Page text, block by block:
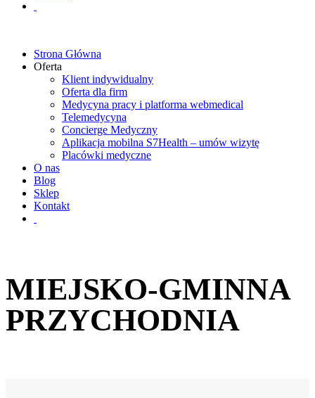
Strona Główna
Oferta
Klient indywidualny
Oferta dla firm
Medycyna pracy i platforma webmedical
Telemedycyna
Concierge Medyczny
Aplikacja mobilna S7Health – umów wizytę
Placówki medyczne
O nas
Blog
Sklep
Kontakt
MIEJSKO-GMINNA
PRZYCHODNIA